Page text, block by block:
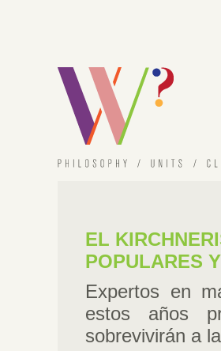
EL
POPULARES
Expertos en
estos años
sobrevivirán a